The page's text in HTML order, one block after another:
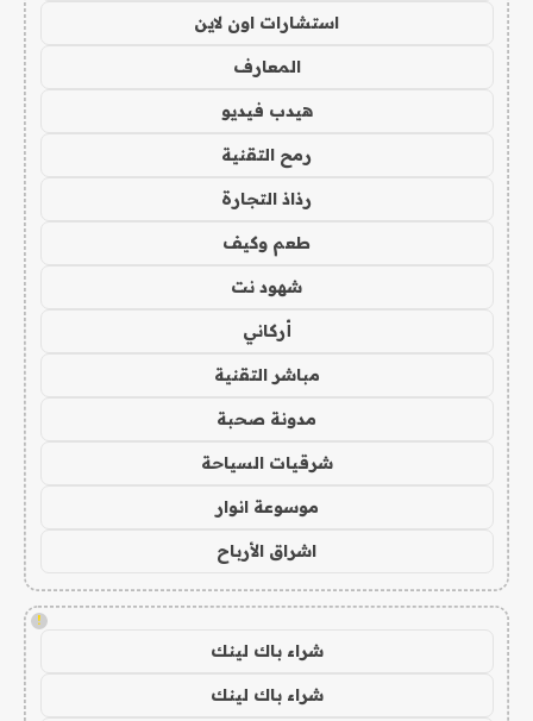
استشارات اون لاين
المعارف
هيدب فيديو
رمح التقنية
رذاذ التجارة
طعم وكيف
شهود نت
أركاني
مباشر التقنية
مدونة صحبة
شرقيات السياحة
موسوعة انوار
اشراق الأرباح
!
شراء باك لينك
شراء باك لينك